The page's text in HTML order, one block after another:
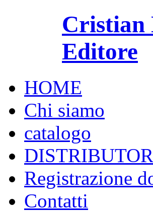
Cristian
Editore
HOME
Chi siamo
catalogo
Registrazione
Contatti